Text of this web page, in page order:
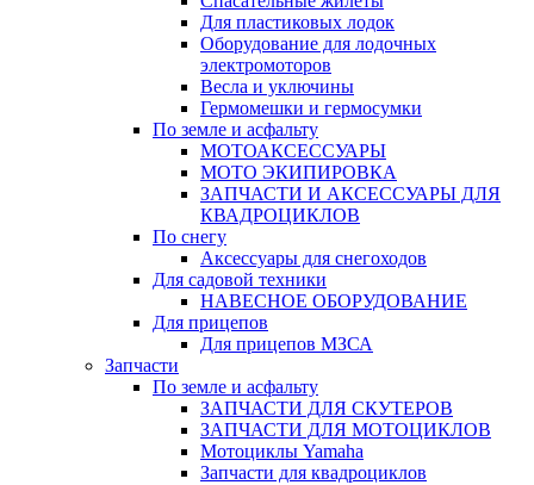
Для пластиковых лодок
Оборудование для лодочных
электромоторов
Весла и уключины
Гермомешки и гермосумки
По земле и асфальту
МОТОАКСЕССУАРЫ
МОТО ЭКИПИРОВКА
ЗАПЧАСТИ И АКСЕССУАРЫ ДЛЯ
КВАДРОЦИКЛОВ
По снегу
Аксессуары для снегоходов
Для садовой техники
НАВЕСНОЕ ОБОРУДОВАНИЕ
Для прицепов
Для прицепов МЗСА
Запчасти
По земле и асфальту
ЗАПЧАСТИ ДЛЯ СКУТЕРОВ
ЗАПЧАСТИ ДЛЯ МОТОЦИКЛОВ
Мотоциклы Yamaha
Запчасти для квадроциклов